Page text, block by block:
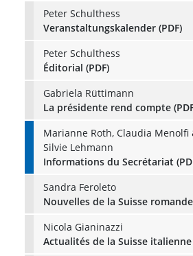
Peter Schulthess
Veranstaltungskalender (PDF)
Peter Schulthess
Éditorial (PDF)
Gabriela Rüttimann
La présidente rend compte
Marianne Roth, Claudia Menolfi
Silvie Lehmann
Informations du Secrétariat
Sandra Feroleto
Nouvelles de la Suisse romande
Nicola Gianinazzi
Actualités de la Suisse italienne